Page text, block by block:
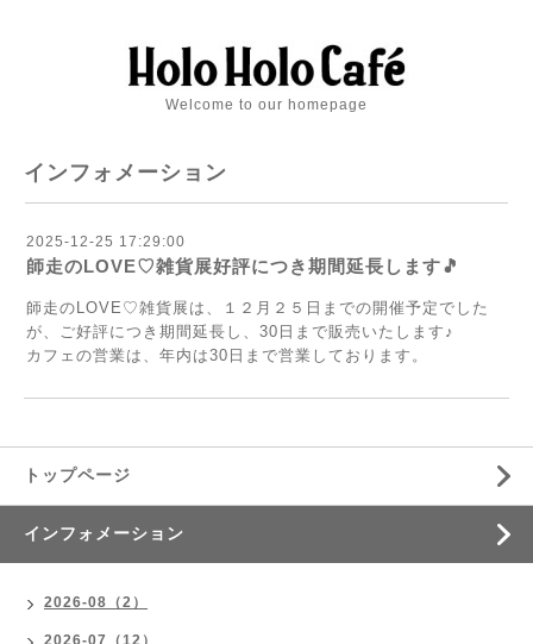
Welcome to our homepage
インフォメーション
2025-12-25 17:29:00
師走のLOVE♡雑貨展好評につき期間延長します🎵
師走のLOVE♡雑貨展は、１２月２５日までの開催予定でした
が、ご好評につき期間延長し、30日まで販売いたします♪
カフェの営業は、年内は30日まで営業しております。
トップページ
インフォメーション
2026-08（2）
2026-07（12）